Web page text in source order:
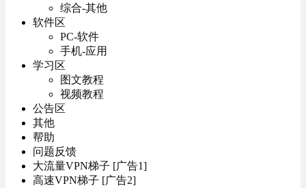
综合-其他
软件区
PC-软件
手机-应用
学习区
图文教程
视频教程
公告区
其他
帮助
问题反馈
大流量VPN梯子 [广告1]
高速VPN梯子 [广告2]